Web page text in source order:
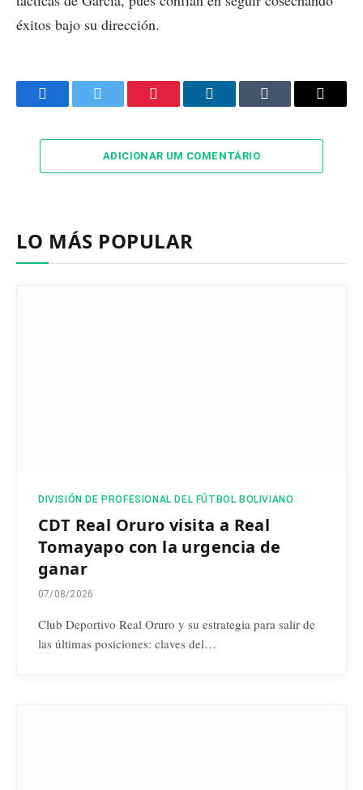
éxitos bajo su dirección.
FacebookTwitter Pinterest LinkedInTumblr Email
ADICIONAR UM COMENTÁRIO
LO MÁS POPULAR
DIVISIÓN DE PROFESIONAL DEL FÚTBOL BOLIVIANO
CDT Real Oruro visita a Real
Tomayapo con la urgencia de
ganar
07/08/2026
Club Deportivo Real Oruro y su estrategia para salir de
las últimas posiciones: claves del…